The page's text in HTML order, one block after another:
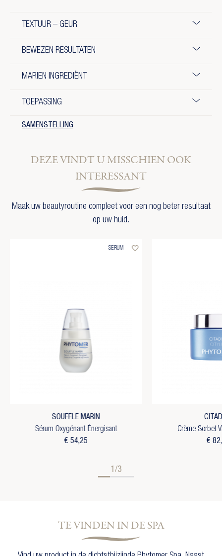
TEXTUUR – GEUR
BEWEZEN RESULTATEN
MARIEN INGREDIËNT
TOEPASSING
SAMENSTELLING
DEZE VINDT U MISSCHIEN OOK
INTERESSANT
Maak uw beautyroutine compleet voor een nog beter resultaat
op uw huid.
SERUM favorite_border
SOUFFLE MARIN
Sérum Oxygénant Énergisant
€ 54,25
Crème Sorbet
€
1/3
TE VINDEN IN DE SPA